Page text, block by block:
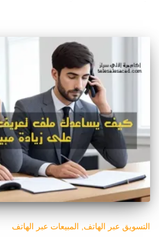
التسويق عبر الهاتف المبيعات عبر الهاتف